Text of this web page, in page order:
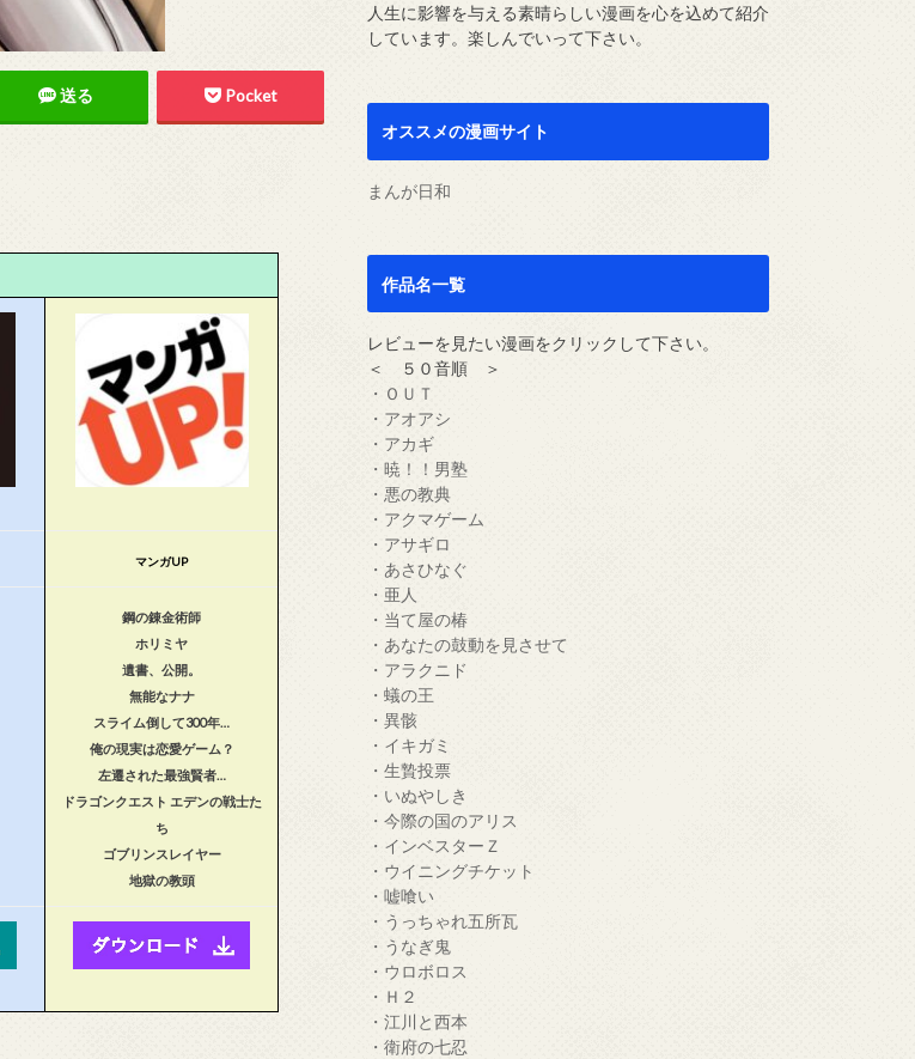
送る Pocket
マンガUP
鋼の錬金術師
ホリミヤ
遺書、公開。
無能なナナ
スライム倒して300年…
俺の現実は恋愛ゲーム？
左遷された最強賢者…
ドラゴンクエスト エデンの戦士た
ち
ゴブリンスレイヤー
地獄の教頭
人生に影響を与える素晴らしい漫画を心を込めて紹介
しています。楽しんでいって下さい。
オススメの漫画サイト
まんが日和
作品名一覧
レビューを見たい漫画をクリックして下さい。
＜ ５０音順 ＞
・ＯＵＴ
・アオアシ
・アカギ
・暁！！男塾
・悪の教典
・アクマゲーム
・アサギロ
・あさひなぐ
・亜人
・当て屋の椿
・あなたの鼓動を見させて
・アラクニド
・蟻の王
・異骸
・イキガミ
・生贄投票
・いぬやしき
・今際の国のアリス
・インベスターＺ
・ウイニングチケット
・嘘喰い
・うっちゃれ五所瓦
・うなぎ鬼
・ウロボロス
・Ｈ２
・江川と西本
・衛府の七忍